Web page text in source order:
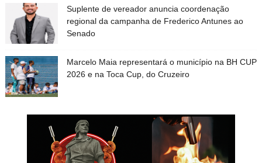
Suplente de vereador anuncia coordenação
regional da campanha de Frederico Antunes ao
Senado
Marcelo Maia representará o município na BH CUP
2026 e na Toca Cup, do Cruzeiro